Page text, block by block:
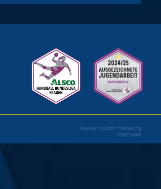
realisiert durch marketing
teamwork